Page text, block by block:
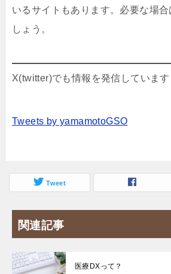
いるサイトもあります。必要な場合
しょう。
X(twitter)でも情報を発信しています
Tweets by yamamotoGSO
Tweet
関連記事
医療DXって？